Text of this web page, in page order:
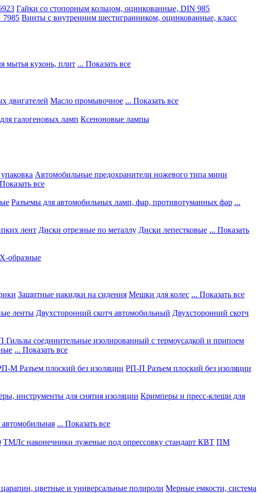
Гайки со стопорным кольцом, оцинкованные, DIN 985
7985 Винты с внутренним шестигранником, оцинкованные, класс
мытья кухонь, плит ... Показать все
двигателей Масло промывочное ... Показать все
галогеновых ламп Ксеноновые лампы
Автомобильные предохранители ножевого типа мини
все
Разъемы для автомобильных ламп, фар, противотуманных фар ...
лент Диски отрезные по металлу Диски лепестковые ... Показать
образные
Защитные накидки на сидения Мешки для колес ... Показать все
ленты Двухсторонний скотч автомобильный Двухсторонний скотч
соединительные изолированный с термоусадкой и припоем
... Показать все
М Разъем плоский без изоляции РП-П Разъем плоский без изоляции
инструменты для снятия изоляции Кримперы и пресс-клещи для
... Показать все
ТМЛс наконечники луженые под опрессовку стандарт КВТ ПМ
цветные и универсальные полироли Мерные емкости, система